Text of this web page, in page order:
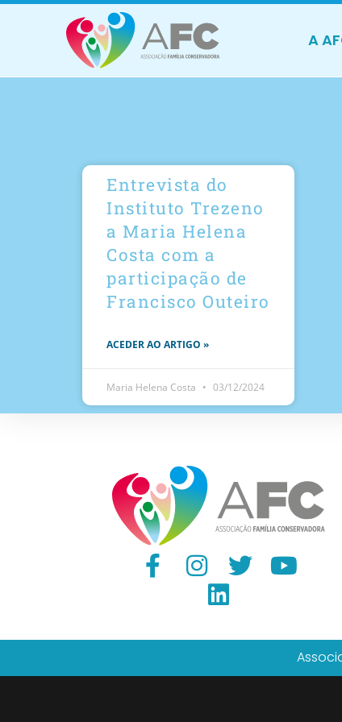
A
Entrevista do
Instituto Trezeno
a Maria Helena
Costa com a
participação de
Francisco Outeiro
ACEDER AO ARTIGO »
Maria Helena Costa 03/12/2024